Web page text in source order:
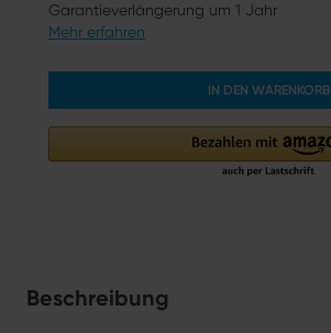
Garantieverlängerung um 1 Jahr
Mehr erfahren
IN DEN WARENKORB
Beschreibung